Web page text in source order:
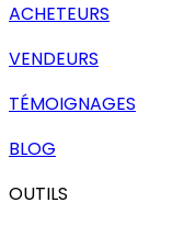
ACHETEURS
VENDEURS
TÉMOIGNAGES
BLOG
OUTILS